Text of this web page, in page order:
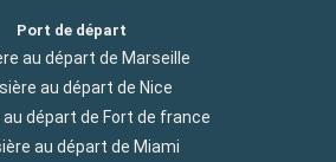
Port de départ
au départ de Marseille
au départ de Nice
au départ de Fort de france
au départ de Miami